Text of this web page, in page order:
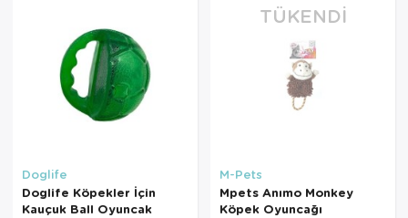
Doglife
Doglife Köpekler İçin
Kauçuk Ball Oyuncak
TÜKENDI
M-Pets
Mpets Anımo Monkey
Köpek Oyuncağı